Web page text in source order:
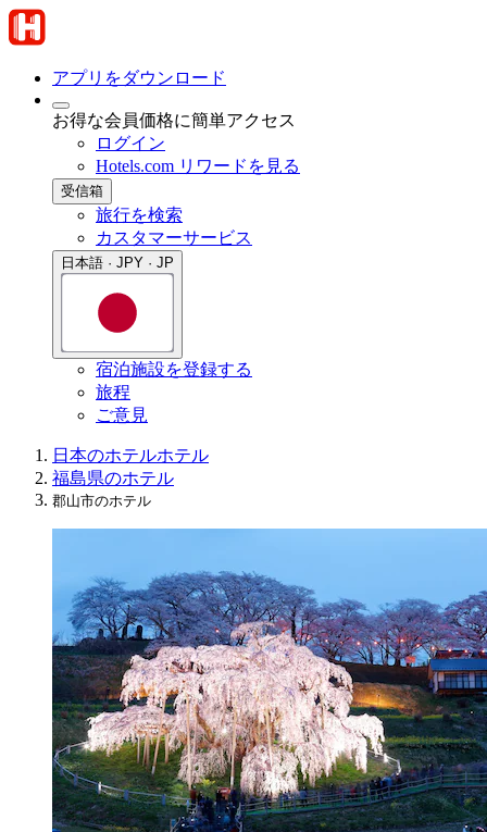
アプリをダウンロード
お得な会員価格に簡単アクセス
ログイン
Hotels.com リワードを見る
受信箱
旅行を検索
カスタマーサービス
日本語 · JPY · JP
宿泊施設を登録する
旅程
ご意見
日本のホテルホテル
福島県のホテル
郡山市のホテル